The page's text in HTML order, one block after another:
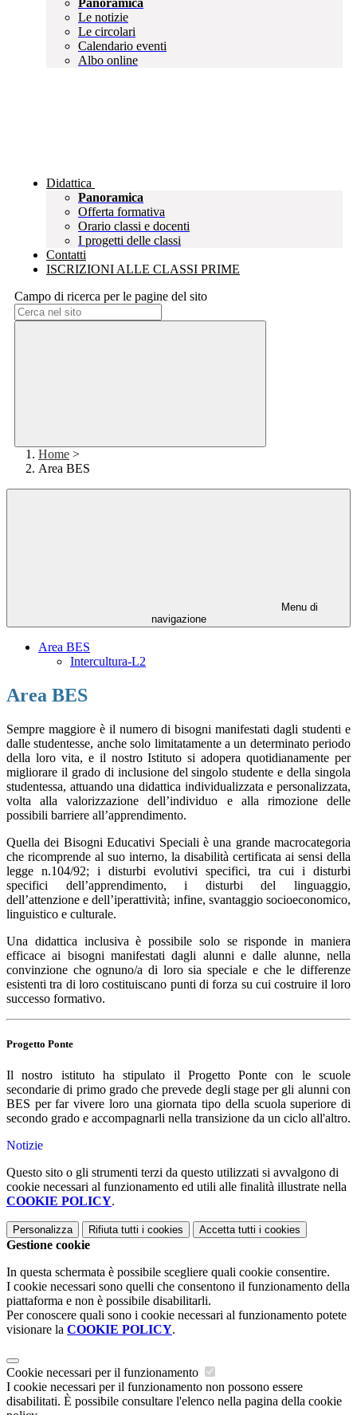
Panoramica
Le notizie
Le circolari
Calendario eventi
Albo online
Didattica
Panoramica
Offerta formativa
Orario classi e docenti
I progetti delle classi
Contatti
ISCRIZIONI ALLE CLASSI PRIME
Campo di ricerca per le pagine del sito
Home >
Area BES
Menu di
navigazione
Area BES
Intercultura-L2
Area BES
Sempre maggiore è il numero di bisogni manifestati dagli studenti e
dalle studentesse, anche solo limitatamente a un determinato periodo
della loro vita, e il nostro Istituto si adopera quotidianamente per
migliorare il grado di inclusione del singolo studente e della singola
studentessa, attuando una didattica individualizzata e personalizzata,
volta alla valorizzazione dell’individuo e alla rimozione delle
possibili barriere all’apprendimento.
Quella dei Bisogni Educativi Speciali è una grande macrocategoria
che ricomprende al suo interno, la disabilità certificata ai sensi della
legge n.104/92; i disturbi evolutivi specifici, tra cui i disturbi
specifici dell’apprendimento, i disturbi del linguaggio,
dell’attenzione e dell’iperattività; infine, svantaggio socioeconomico,
linguistico e culturale.
Una didattica inclusiva è possibile solo se risponde in maniera
efficace ai bisogni manifestati dagli alunni e dalle alunne, nella
convinzione che ognuno/a di loro sia speciale e che le differenze
esistenti tra di loro costituiscano punti di forza su cui costruire il loro
successo formativo.
Progetto Ponte
Il nostro istituto ha stipulato il Progetto Ponte con le scuole
secondarie di primo grado che prevede degli stage per gli alunni con
BES per far vivere loro una giornata tipo della scuola superiore di
secondo grado e accompagnarli nella transizione da un ciclo all'altro.
Notizie
Questo sito o gli strumenti terzi da questo utilizzati si avvalgono di
cookie necessari al funzionamento ed utili alle finalità illustrate nella
COOKIE POLICY.
Personalizza Rifiuta tutti i cookies Accetta tutti i cookies
Gestione cookie
In questa schermata è possibile scegliere quali cookie consentire.
I cookie necessari sono quelli che consentono il funzionamento della
piattaforma e non è possibile disabilitarli.
Per conoscere quali sono i cookie necessari al funzionamento potete
visionare la COOKIE POLICY.
Cookie necessari per il funzionamento
I cookie necessari per il funzionamento non possono essere
disabilitati. È possibile consultare l'elenco nella pagina della cookie